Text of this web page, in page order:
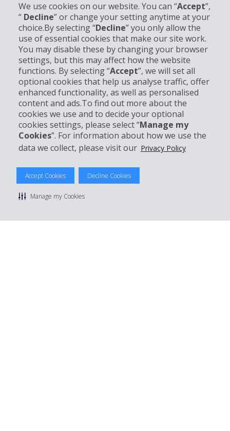
We use cookies on our website. You can “Accept”,
“ Decline” or change your setting anytime at your
choice.By selecting “Decline” you only allow the
use of essential cookies that make our site work.
You may disable these by changing your browser
settings, but this may affect how the website
functions. By selecting “Accept”, we will set all
optional cookies that help us analyse traffic, offer
enhanced functionality, as well as personalised
content and ads.To find out more about the
cookies we use and to decide your optional
cookies settings, please select “Manage my
Cookies”. For information about how we use the
data we collect, please visit our Privacy Policy
Accept Cookies Decline Cookies
Manage my Cookies
Unternehmensinformation
Partner
Kundenservice
Mieten bei Hertz
© 2026 The Hertz System, Inc.
Datenschutzrichtlinie | Nutzungsbedingungen
Sitemap Cookies verwalten